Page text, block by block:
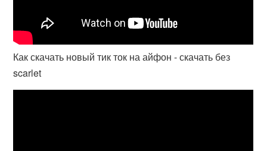
Как скачать новый тик ток на айфон - скачать без
scarlet